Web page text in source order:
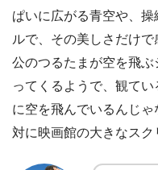
ぱいに広がる青空や、
ルで、その美しさだけ
公のつるたまが空を飛
ってくるようで、観て
に空を飛んでいるんじ
対に映画館の大きなスク